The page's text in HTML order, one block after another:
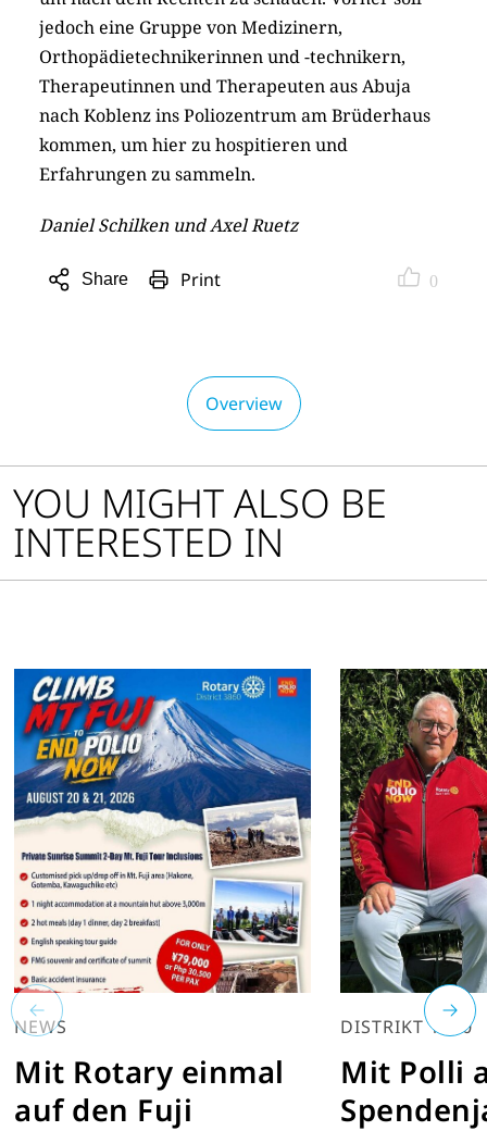
jedoch eine Gruppe von Medizinern,
Orthopädietechnikerinnen und -technikern,
Therapeutinnen und Therapeuten aus Abuja
nach Koblenz ins Poliozentrum am Brüderhaus
kommen, um hier zu hospitieren und
Erfahrungen zu sammeln.
Daniel Schilken und Axel Ruetz
Share
Open
Print 0
Overview
YOU MIGHT ALSO BE
INTERESTED IN
NEWS
Mit Rotary einmal
auf den Fuji
DISTRIKT 1900
Mit Polli